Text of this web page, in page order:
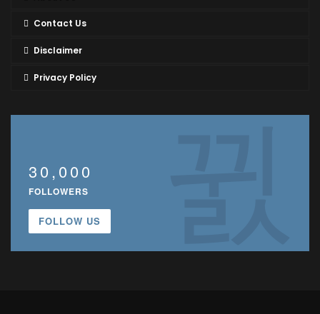
Contact Us
Disclaimer
Privacy Policy
30,000
FOLLOWERS
FOLLOW US